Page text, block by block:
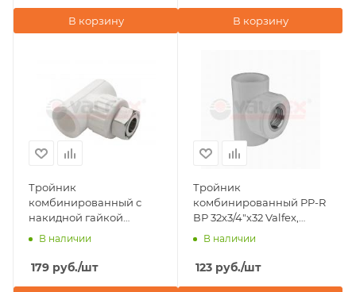
В корзину В корзину
Тройник
комбинированный с
накидной гайкой
25х3/4"х25 Valfex, белый
В наличии
179 руб./шт
Тройник
комбинированный PP-R
ВР 32х3/4"х32 Valfex,
серый
В наличии
123 руб./шт